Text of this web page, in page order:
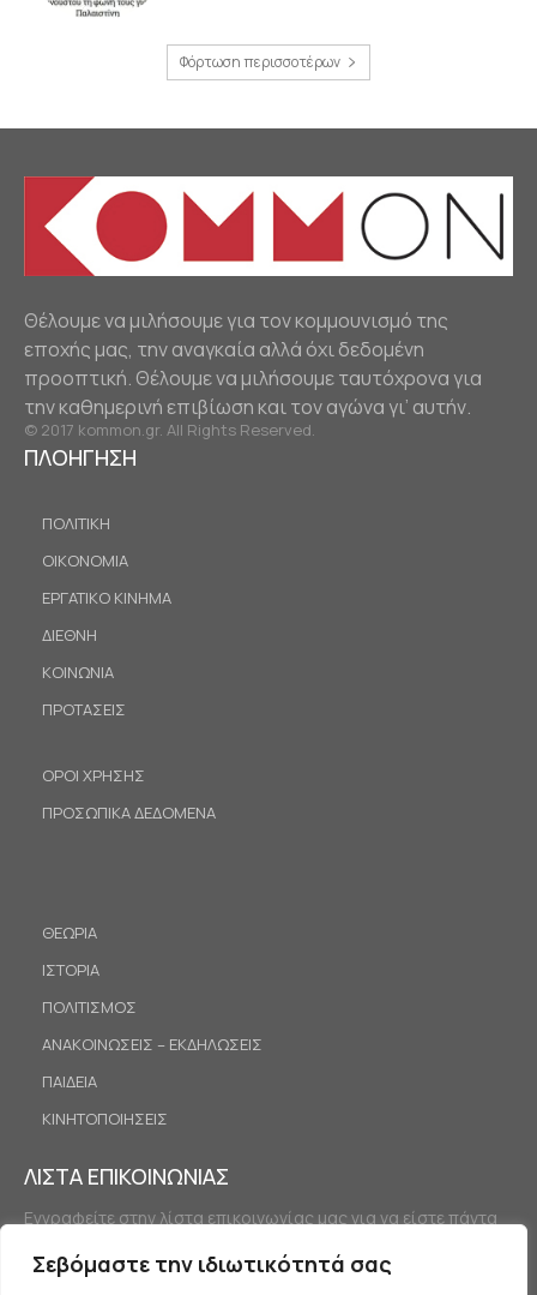
Σεβόμαστε την ιδιωτικότητά σας
Φόρτωση περισσοτέρων
Θέλουμε να μιλήσουμε για τον κομμουνισμό της
εποχής μας, την αναγκαία αλλά όχι δεδομένη
προοπτική. Θέλουμε να μιλήσουμε ταυτόχρονα για
την καθημερινή επιβίωση και τον αγώνα γι’ αυτήν.
© 2017 kommon.gr. All Rights Reserved.
ΠΛΟΗΓΗΣΗ
ΠΟΛΙΤΙΚΗ
ΟΙΚΟΝΟΜΙΑ
ΕΡΓΑΤΙΚΟ ΚΙΝΗΜΑ
ΔΙΕΘΝΗ
ΚΟΙΝΩΝΙΑ
ΠΡΟΤΑΣΕΙΣ
ΟΡΟΙ ΧΡΗΣΗΣ
ΠΡΟΣΩΠΙΚΑ ΔΕΔΟΜΕΝΑ
ΘΕΩΡΙΑ
ΙΣΤΟΡΙΑ
ΠΟΛΙΤΙΣΜΟΣ
ΑΝΑΚΟΙΝΩΣΕΙΣ – ΕΚΔΗΛΩΣΕΙΣ
ΠΑΙΔΕΙΑ
ΚΙΝΗΤΟΠΟΙΗΣΕΙΣ
ΛΙΣΤΑ ΕΠΙΚΟΙΝΩΝΙΑΣ
Εγγραφείτε στην λίστα επικοινωνίας μας για να είστε πάντα